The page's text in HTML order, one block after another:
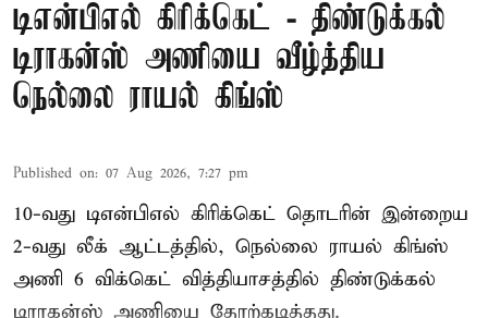
டிஎன்பிஎல் கிரிக்கெட் - திண்டுக்கல்
டிராகன்ஸ் அணியை வீழ்த்திய
நெல்லை ராயல் கிங்ஸ்
Published on: 07 Aug 2026, 7:27 pm
10-வது டிஎன்பிஎல் கிரிக்கெட் தொடரின் இன்றைய
2-வது லீக் ஆட்டத்தில், நெல்லை ராயல் கிங்ஸ்
அணி 6 விக்கெட் வித்தியாசத்தில் திண்டுக்கல்
டிராகன்ஸ் அணியை தோற்கடித்தது.